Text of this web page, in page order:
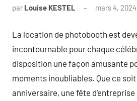
par Louise KESTEL mars 4, 2024
La location de photobooth est
incontournable pour chaque
disposition une façon amusante
moments inoubliables. Que ce
anniversaire, une fête d’entreprise